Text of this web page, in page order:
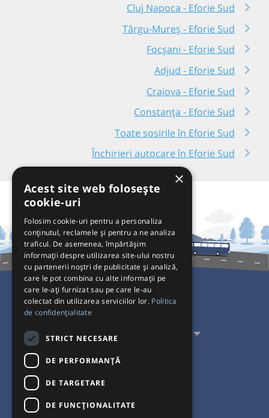
Cluj Napoca - Eforie Sud
Târgu-Mureș - Eforie Sud
Focșani - Eforie Sud
Adjud - Eforie Sud
Craiova - Eforie Sud
Constanța - Eforie Sud
Toate sosirile în Eforie Sud
Închirieri autocare în Eforie Sud
Pentru Călători
Pentru Transportatori
Interacționăm
Acceptăm plăți cu
×
Acest site web folosește
cookie-uri
Folosim cookie-uri pentru a personaliza
conținutul, reclamele și pentru a ne analiza
traficul. De asemenea, împărtășim
informații despre utilizarea site-ului nostru
cu partenerii noștri de publicitate și analiză,
care le pot combina cu alte informații pe
care le-ați furnizat sau pe care le-au
colectat din utilizarea serviciilor lor. Politica
de confidențialitate
STRICT NECESARE
DE PERFORMANȚĂ
DE TARGETARE
DE FUNCŢIONALITATE